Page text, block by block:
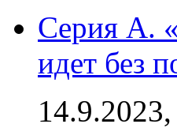
Серия А.
идет без